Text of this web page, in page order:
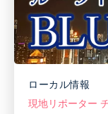
ローカル情報
現地リポーター